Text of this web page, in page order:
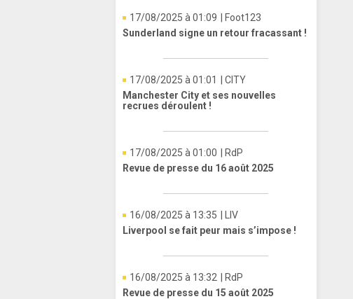
17/08/2025 à 01:09
| Foot123
Sunderland signe un retour fracassant !
17/08/2025 à 01:01
| CITY
Manchester City et ses nouvelles
recrues déroulent !
17/08/2025 à 01:00
| RdP
Revue de presse du 16 août 2025
16/08/2025 à 13:35
| LIV
Liverpool se fait peur mais s’impose !
16/08/2025 à 13:32
| RdP
Revue de presse du 15 août 2025